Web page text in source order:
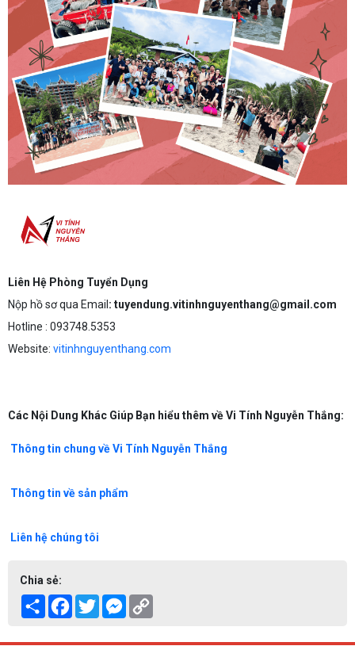
Liên Hệ Phòng Tuyển Dụng
Nộp hồ sơ qua Email : tuyendung.vitinhnguyenthang@gmail.com
Hotline : 093748.5353
Website: vitinhnguyenthang.com
Các Nội Dung Khác Giúp Bạn hiểu thêm về Vi Tính Nguyễn Thắng:
Thông tin chung về Vi Tính Nguyễn Thắng
Thông tin về sản phẩm
Liên hệ chúng tôi
Chia sẻ:
Share Facebook
TwitterMessenger